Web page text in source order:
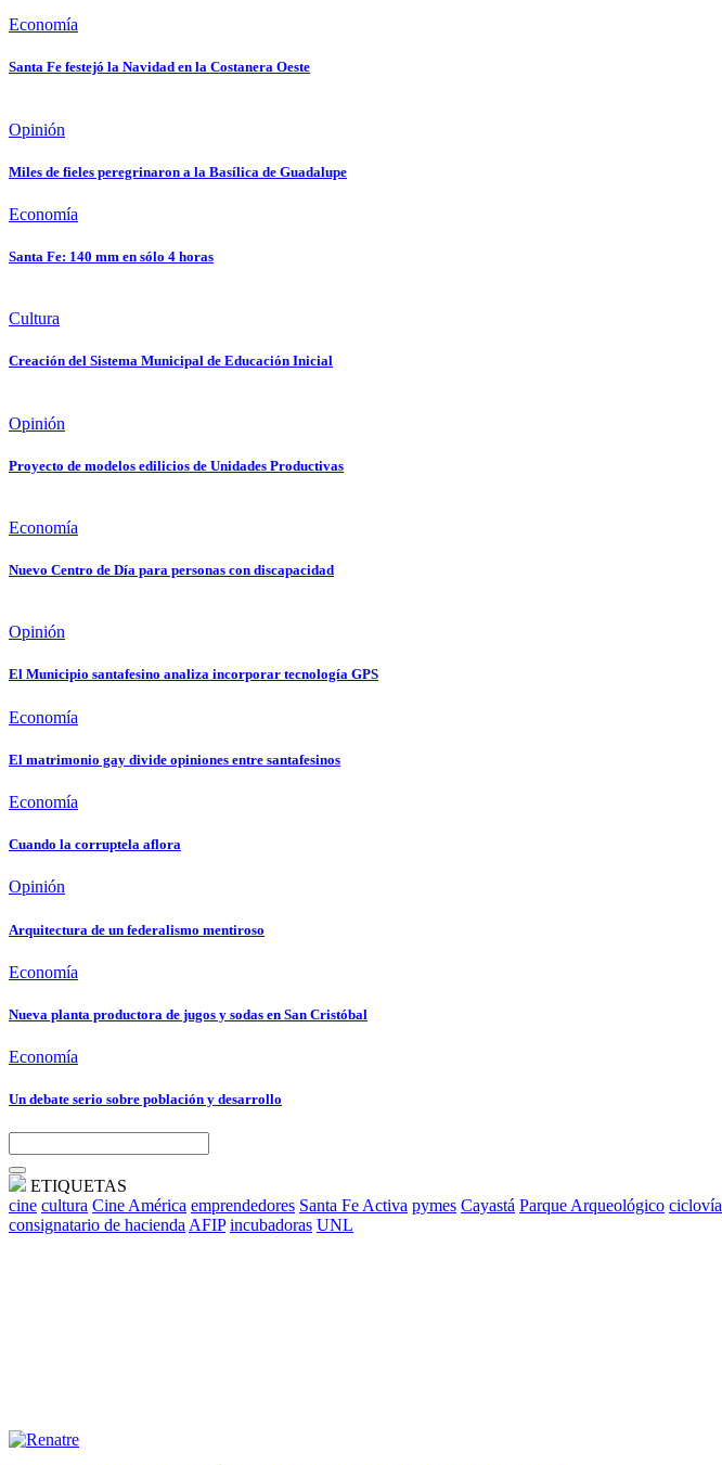
Economía
Santa Fe festejó la Navidad en la Costanera Oeste
Opinión
Miles de fieles peregrinaron a la Basílica de Guadalupe
Economía
Santa Fe: 140 mm en sólo 4 horas
Cultura
Creación del Sistema Municipal de Educación Inicial
Opinión
Proyecto de modelos edilicios de Unidades Productivas
Economía
Nuevo Centro de Día para personas con discapacidad
Opinión
El Municipio santafesino analiza incorporar tecnología GPS
Economía
El matrimonio gay divide opiniones entre santafesinos
Economía
Cuando la corruptela aflora
Opinión
Arquitectura de un federalismo mentiroso
Economía
Nueva planta productora de jugos y sodas en San Cristóbal
Economía
Un debate serio sobre población y desarrollo
ETIQUETAS
cine cultura Cine América emprendedores Santa Fe Activa pymes Cayastá Parque Arqueológico ciclovía
consignatario de hacienda AFIP incubadoras UNL